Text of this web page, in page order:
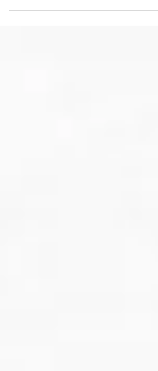
podsumowanie roku w chorobach serca i